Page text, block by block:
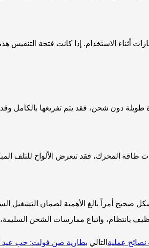
أثناء الاستخدام. إذا كانت فتحة
طويلة دون شحن، فقد يتم تفريغها بالكامل
طاقة المحرك، فقد تتعرض الألواح للتلف
صحيح أمراً بالغ الأهمية لضمان التشغيل
بانتظام، واتباع ممارسات الشحن
عملية التالي بطارية صن فولت: حب عيد